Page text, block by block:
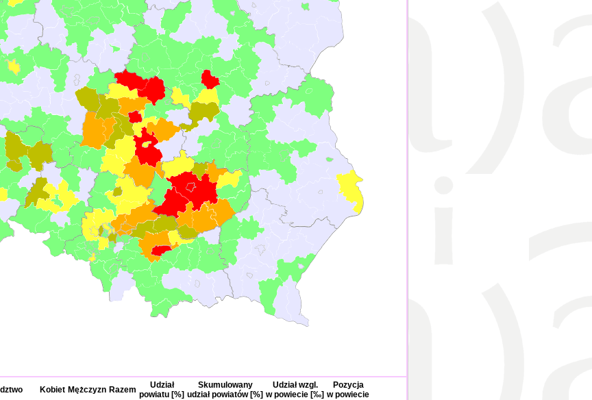
Kobiet Mężczyzn Razem
Udział
powiatu [%]
Skumulowany
udział powiatów [%]
Udział wzgl.
w powiecie [‰]
Pozycja
w powiecie